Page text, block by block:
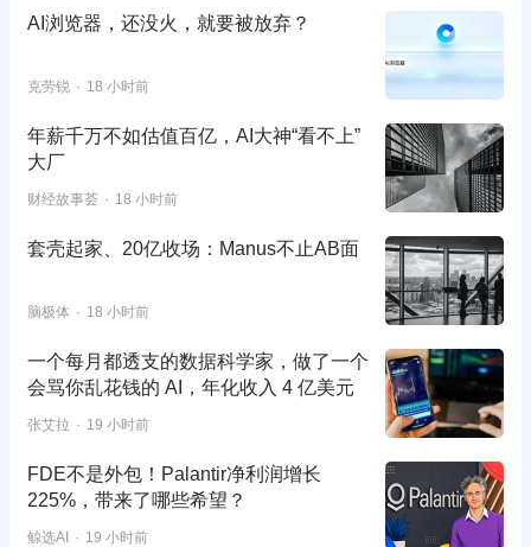
AI浏览器，还没火，就要被放弃？
克劳锐 18 小时前
年薪千万不如估值百亿，AI大神“看不上”
大厂
财经故事荟 18 小时前
套壳起家、20亿收场：Manus不止AB面
脑极体 18 小时前
一个每月都透支的数据科学家，做了一个
会骂你乱花钱的 AI，年化收入 4 亿美元
张艾拉 19 小时前
FDE不是外包！Palantir净利润增长
225%，带来了哪些希望？
鲸选AI 19 小时前